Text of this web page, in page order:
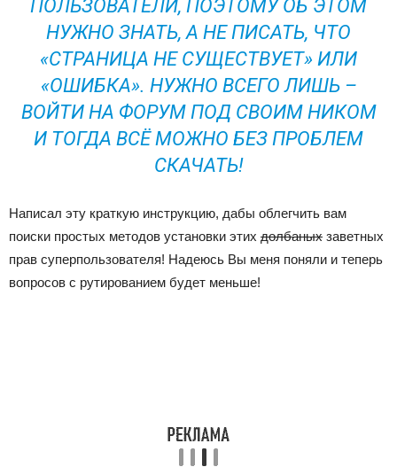
ПОЛЬЗОВАТЕЛИ, ПОЭТОМУ ОБ ЭТОМ
НУЖНО ЗНАТЬ, А НЕ ПИСАТЬ, ЧТО
«СТРАНИЦА НЕ СУЩЕСТВУЕТ» ИЛИ
«ОШИБКА». НУЖНО ВСЕГО ЛИШЬ –
ВОЙТИ НА ФОРУМ ПОД СВОИМ НИКОМ
И ТОГДА ВСЁ МОЖНО БЕЗ ПРОБЛЕМ
СКАЧАТЬ!
Написал эту краткую инструкцию, дабы облегчить вам
поиски простых методов установки этих долбаных заветных
прав суперпользователя! Надеюсь Вы меня поняли и теперь
вопросов с рутированием будет меньше!